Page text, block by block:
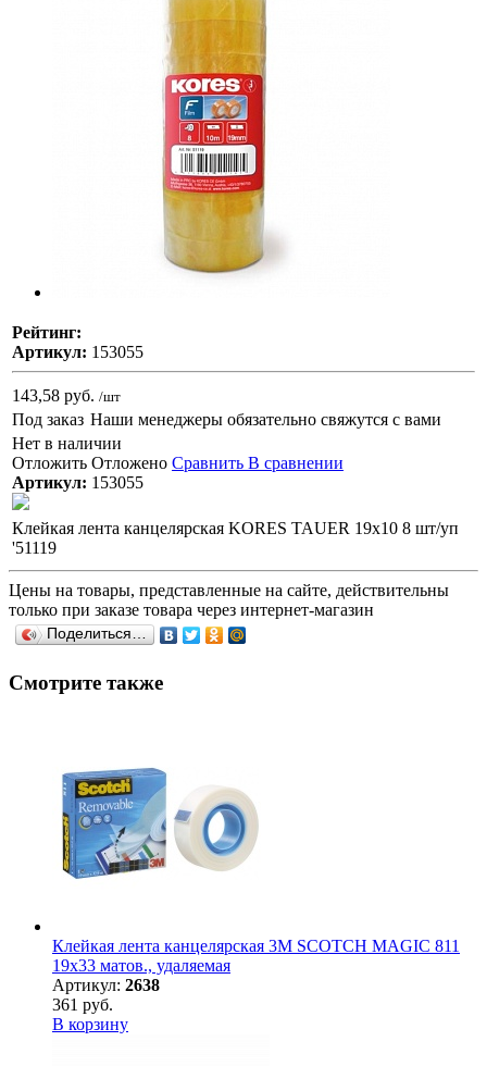
Рейтинг:
Артикул: 153055
143,58 руб. /шт
Под заказ Наши менеджеры обязательно свяжутся с вами
Нет в наличии
Отложить Отложено Сравнить В сравнении
Артикул: 153055
Клейкая лента канцелярская KORES TAUER 19x10 8 шт/уп
'51119
Цены на товары, представленные на сайте, действительны
только при заказе товара через интернет-магазин
Поделиться…
Смотрите также
Клейкая лента канцелярская 3M SCOTCH MAGIC 811
19х33 матов., удаляемая
Артикул: 2638
361 руб.
В корзину